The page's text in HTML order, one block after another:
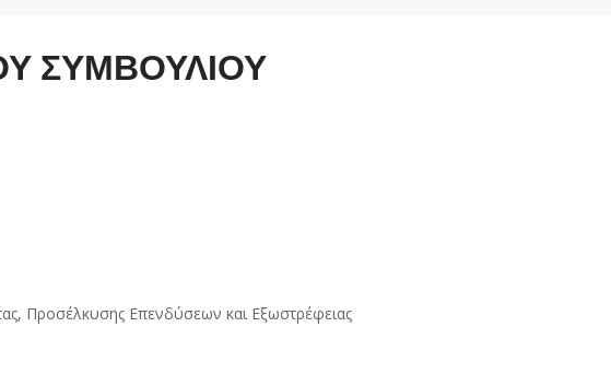
ΣΥΜΒΟΥΛΙΟΥ
Προσέλκυσης Eπενδύσεων και Εξωστρέφειας